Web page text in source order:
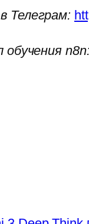
Телеграм:
обучения